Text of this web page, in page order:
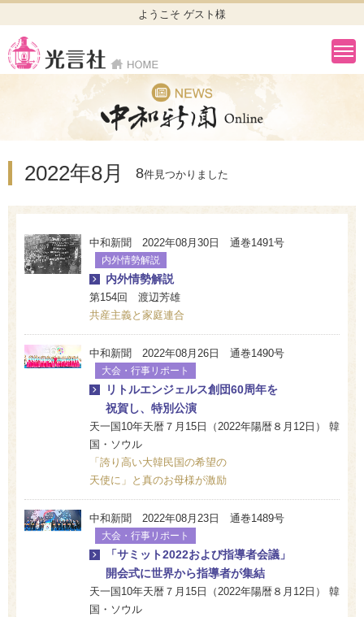
ようこそ ゲスト様
2022年8月 8件見つかりました
中和新聞 2022年08月30日 通巻1491号
内外情勢解説
内外情勢解説
第154回 渡辺芳雄
共産主義と家庭連合
中和新聞 2022年08月26日 通巻1490号
大会・行事リポート
リトルエンジェルス創団60周年を
祝賀し、特別公演
天一国10年天暦７月15日（2022年陽暦８月12日） 韓
国・ソウル
「誇り高い大韓民国の希望の
天使に」と真のお母様が激励
中和新聞 2022年08月23日 通巻1489号
大会・行事リポート
「サミット2022および指導者会議」
開会式に世界から指導者が集結
天一国10年天暦７月15日（2022年陽暦８月12日） 韓
国・ソウル